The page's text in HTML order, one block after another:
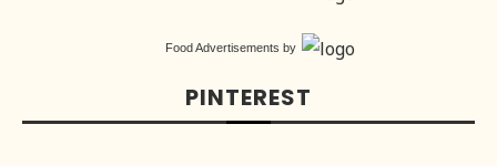
Food Advertisements by
PINTEREST